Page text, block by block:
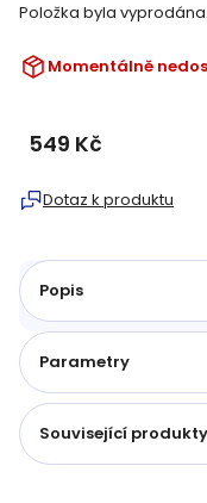
Momentálně
Položka byla
Dotaz k produktu
549 Kč
cena:
Popis
Parametry
Související produkty